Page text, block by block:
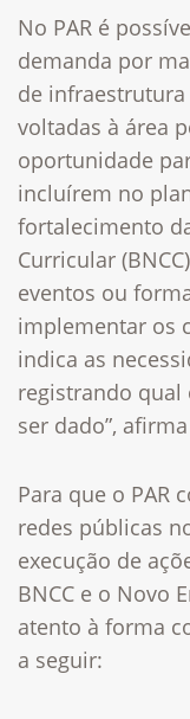
No PAR é
demanda por
de
voltadas à área
oportunidade
incluírem no
fortalecimento
Curricular
eventos ou
implementar os
indica as
registrando qual
ser dado”,
Para que o PAR
redes públicas
execução de
BNCC e o Novo
atento à forma
a seguir: